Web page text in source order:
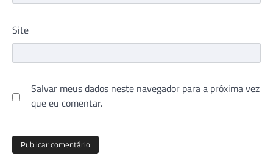
Site
Salvar meus dados neste navegador para a próxima vez
que eu comentar.